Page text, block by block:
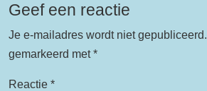
Geef een reactie
Je e-mailadres wordt niet gepubliceerd.
gemarkeerd met*
Reactie *